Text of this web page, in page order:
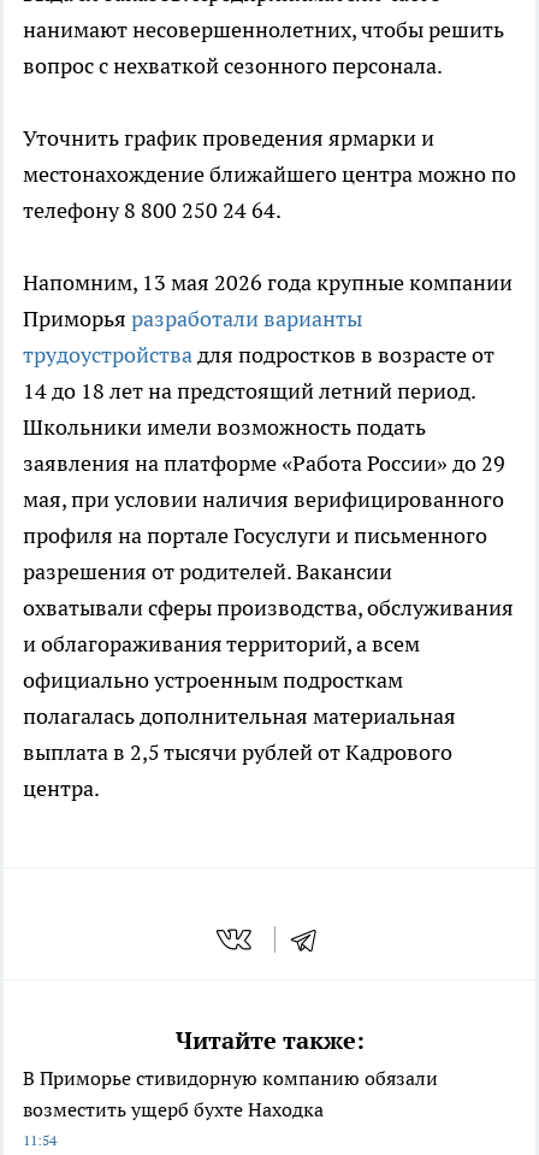
нанимают несовершеннолетних, чтобы решить
вопрос с нехваткой сезонного персонала.
Уточнить график проведения ярмарки и
местонахождение ближайшего центра можно по
телефону 8 800 250 24 64.
Напомним, 13 мая 2026 года крупные компании
Приморья разработали варианты
трудоустройствадля подростков в возрасте от
14 до 18 лет на предстоящий летний период.
Школьники имели возможность подать
заявления на платформе «Работа России» до 29
мая, при условии наличия верифицированного
профиля на портале Госуслуги и письменного
разрешения от родителей. Вакансии
охватывали сферы производства, обслуживания
и облагораживания территорий, а всем
официально устроенным подросткам
полагалась дополнительная материальная
выплата в 2,5 тысячи рублей от Кадрового
центра.
Читайте также:
В Приморье стивидорную компанию обязали
возместить ущерб бухте Находка
11:54